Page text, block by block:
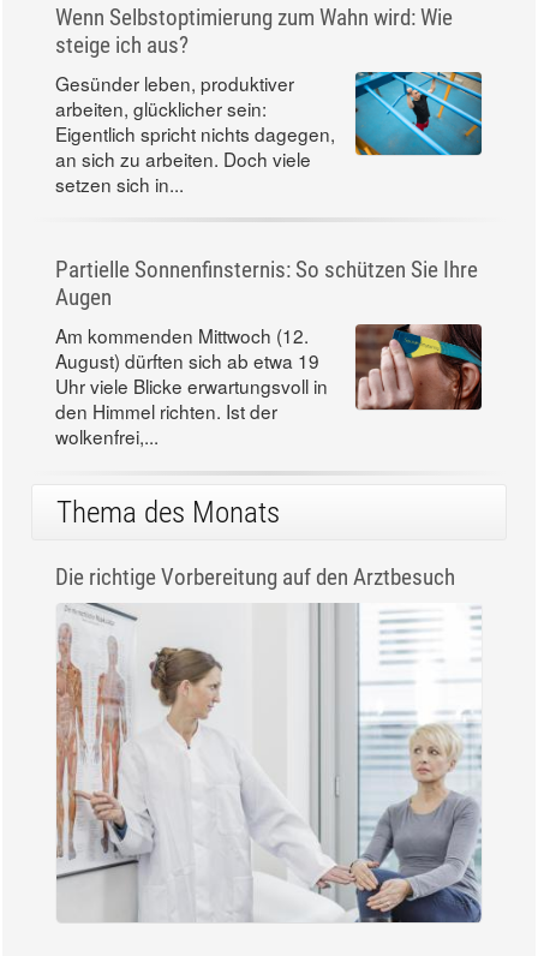
Wenn Selbstoptimierung zum Wahn wird: Wie
steige ich aus?
Gesünder leben, produktiver
arbeiten, glücklicher sein:
Eigentlich spricht nichts dagegen,
an sich zu arbeiten. Doch viele
setzen sich in...
Partielle Sonnenfinsternis: So schützen Sie Ihre
Augen
Am kommenden Mittwoch (12.
August) dürften sich ab etwa 19
Uhr viele Blicke erwartungsvoll in
den Himmel richten. Ist der
wolkenfrei,...
Thema des Monats
Die richtige Vorbereitung auf den Arztbesuch